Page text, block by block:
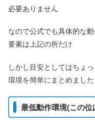
必要ありません
なので公式でも具体的な
要素は上記の所だけ
しかし目安としてはちょ
環境を簡単にまとめました
最低動作環境(この位